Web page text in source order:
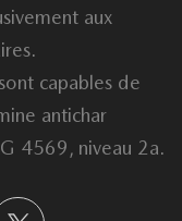
aux
capables de
antichar
4569, niveau 2a.